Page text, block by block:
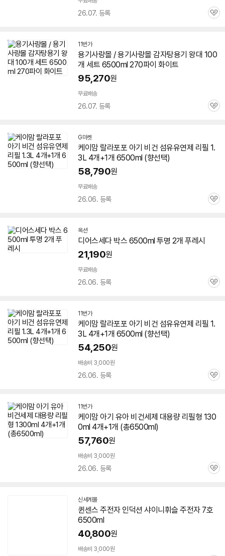
26.07. 등록
관
11번가
용기사랑몰 / 용기사랑몰 감자탕용기 왕대 100
개 세트 6500ml 270파이 화이트
95,270원
무료배송
26.07. 등록
관
G마켓
케이맘 랄라포포 아기 비건 섬유유연제 리필 1.
3L 4개+1개 6500ml (향선택)
58,790원
무료배송
26.06. 등록
관
옥션
디어스세다 박스 6500ml 투명 2개 푸레시
21,190원
무료배송
26.06. 등록
관
11번가
케이맘 랄라포포 아기 비건 섬유유연제 리필 1.
3L 4개+1개 6500ml (향선택)
54,250원
배송비 3,000원
26.06. 등록
관
11번가
케이맘 아기 유아 비건세제 대용량 리필형 130
0ml 4개+1개 (총6500ml)
57,760원
배송비 3,000원
26.06. 등록
관
신세계몰
퀸센스 주전자 인덕션 샤이니휘슬 주전자 7호
6500ml
40,800원
배송비 3,000원